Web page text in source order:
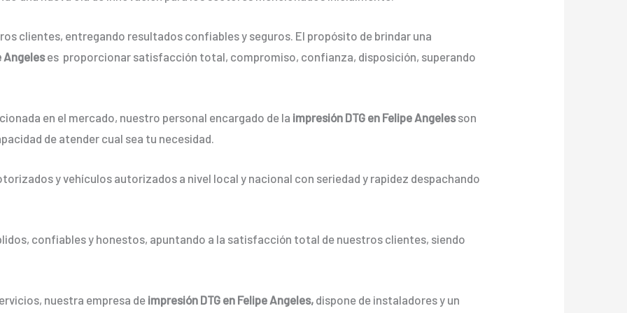
clientes, entregando resultados confiables y seguros. El propósito de brindar una
Angeleses proporcionar satisfacción total, compromiso, confianza, disposición, superando
en el mercado, nuestro personal encargado de la impresión DTG en Felipe Angelesson
de atender cual sea tu necesidad.
y vehículos autorizados a nivel local y nacional con seriedad y rapidez despachando
confiables y honestos, apuntando a la satisfacción total de nuestros clientes, siendo
nuestra empresa deimpresión DTG en Felipe Angeles, dispone de instaladores y un